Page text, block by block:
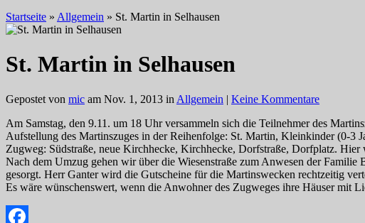
Startseite » Allgemein » St. Martin in Selhausen
St. Martin in Selhausen
Gepostet von mic am Nov. 1, 2013 in Allgemein | Keine Kommentare
Am Samstag, den 9.11. um 18 Uhr versammeln sich die Teilnehmer des
Aufstellung des Martinszuges in der Reihenfolge: St. Martin, Kleinkinder (0-3
Zugweg: Südstraße, neue Kirchhecke, Kirchhecke, Dorfstraße, Dorfplatz.
Nach dem Umzug gehen wir über die Wiesenstraße zum Anwesen der
gesorgt. Herr Ganter wird die Gutscheine für die Martinswecken rechtzeitig
Es wäre wünschenswert, wenn die Anwohner des Zugweges ihre Häuser mit